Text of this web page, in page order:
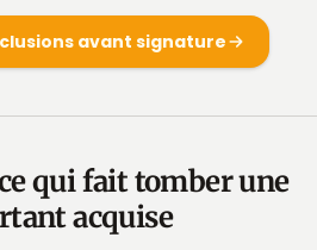
avant signature
qui fait tomber une
acquise